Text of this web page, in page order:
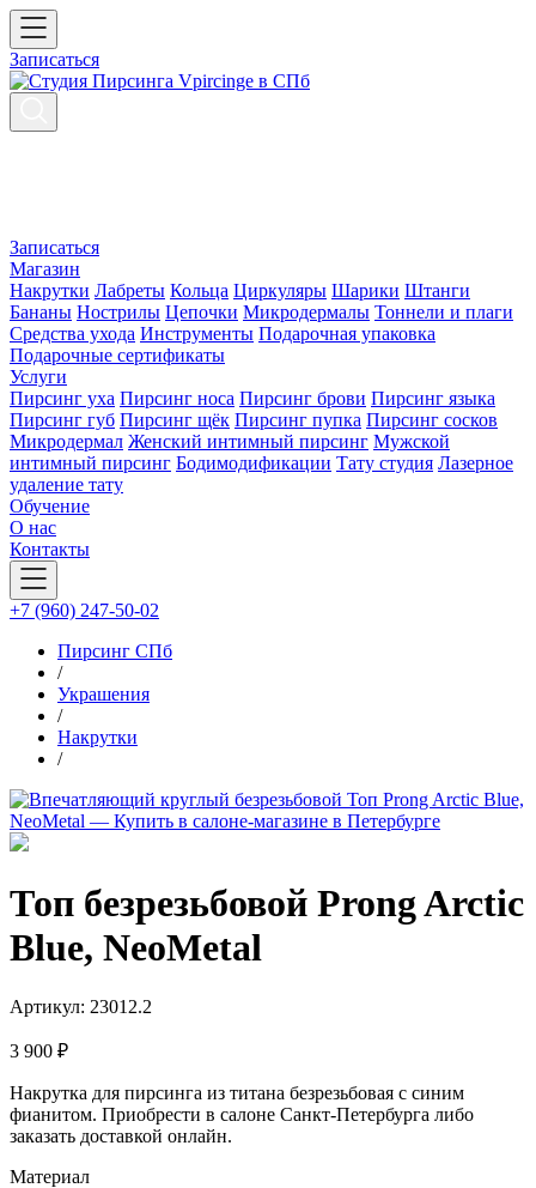
Записаться
Записаться
Магазин
Накрутки Лабреты Кольца Циркуляры Шарики Штанги
Бананы Нострилы Цепочки Микродермалы Тоннели и плаги
Средства ухода Инструменты Подарочная упаковка
Подарочные сертификаты
Услуги
Пирсинг уха Пирсинг носа Пирсинг брови Пирсинг языка
Пирсинг губ Пирсинг щёк Пирсинг пупка Пирсинг сосков
Микродермал Женский интимный пирсинг Мужской
интимный пирсинг Бодимодификации Тату студия Лазерное
удаление тату
Обучение
О нас
Контакты
+7 (960) 247-50-02
Пирсинг СПб
/
Украшения
/
Накрутки
/
Топ безрезьбовой Prong Arctic
Blue, NeoMetal
Артикул: 23012.2
3 900 ₽
Накрутка для пирсинга из титана безрезьбовая с синим
фианитом. Приобрести в салоне Санкт-Петербурга либо
заказать доставкой онлайн.
Материал